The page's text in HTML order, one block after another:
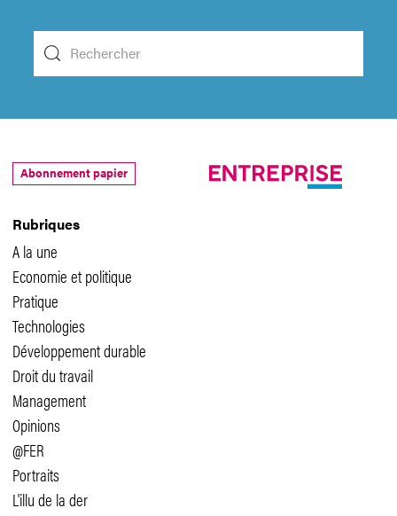
Rubriques
A la une
Economie et politique
Pratique
Technologies
Développement durable
Droit du travail
Management
Opinions
@FER
Portraits
L'illu de la der
Abonnement papier